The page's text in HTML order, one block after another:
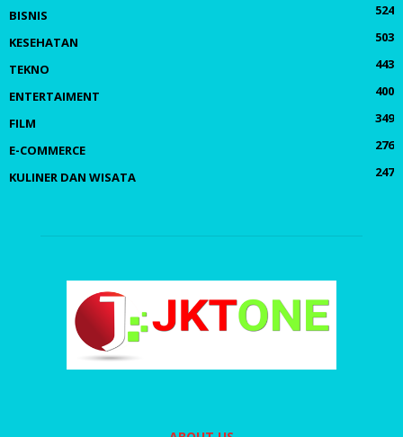
BISNIS
524
KESEHATAN
503
TEKNO
443
ENTERTAIMENT
400
FILM
349
E-COMMERCE
276
KULINER DAN WISATA
247